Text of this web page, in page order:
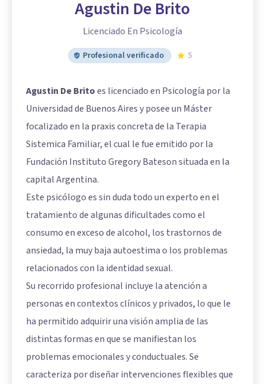
Agustin De Brito
Licenciado En Psicología
Profesional verificado 5
Agustin De Britoes licenciado en Psicología por la
Universidad de Buenos Aires y posee un Máster
focalizado en la praxis concreta de la Terapia
Sistemica Familiar, el cual le fue emitido por la
Fundación Instituto Gregory Bateson situada en la
capital Argentina.
Este psicólogo es sin duda todo un experto en el
tratamiento de algunas dificultades como el
consumo en exceso de alcohol, los trastornos de
ansiedad, la muy baja autoestima o los problemas
relacionados con la identidad sexual.
Su recorrido profesional incluye la atención a
personas en contextos clínicos y privados, lo que le
ha permitido adquirir una visión amplia de las
distintas formas en que se manifiestan los
problemas emocionales y conductuales. Se
caracteriza por diseñar intervenciones flexibles que